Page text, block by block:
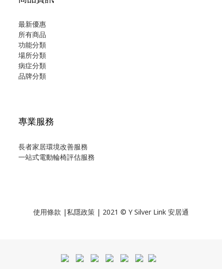
最新優惠
所有商品
功能分類
場所分類
病症分類
品牌分類
專業服務
長者家居環境改善服務
一站式電動輪椅評估服務
使用條款 |私隱政策 | 2021 © Y Silver Link 安居通